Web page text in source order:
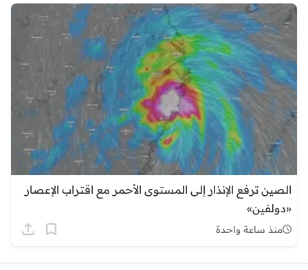
الصين ترفع الإنذار إلى المستوى الأحمر مع اقتراب الإعصار
«دولفين»
منذ ساعة واحدة